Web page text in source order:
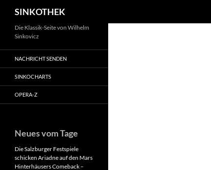
Inhalt
springen
SINKOTHEK
Die Klassik-Seite von Wilhelm
Sinkovicz
NACHRICHT SENDEN
SINKOCHARTS
OPERA-Z
Neues vom Tage
Die Salzburger Festspiele
schicken Ariadne auf den Mars
Hinterhäusers Comeback –